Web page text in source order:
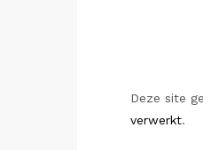
Deze site
verwerkt.